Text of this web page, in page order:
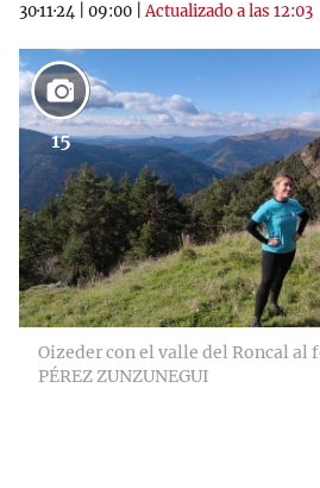
30·11·24 09:00 |Actualizado a las 12:03
15
Oizeder con el valle del Roncal al
PÉREZ ZUNZUNEGUI